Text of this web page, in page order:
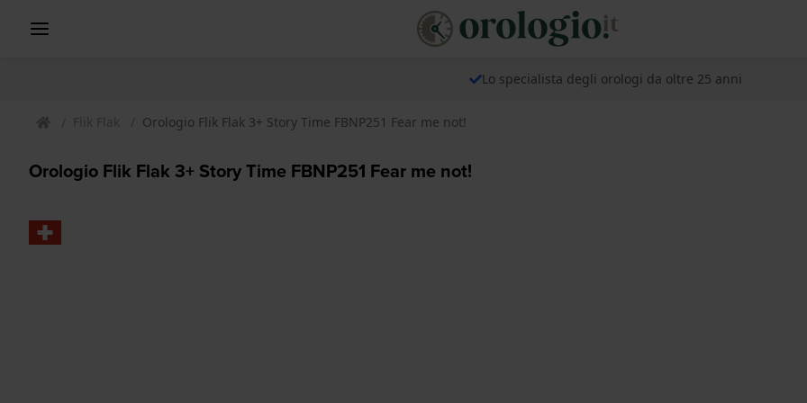
Lo specialista degli orologi da oltre 25 anni
Flik Flak Orologio Flik Flak 3+ Story Time FBNP251 Fear me not!
Orologio Flik Flak 3+ Story Time FBNP251 Fear me not!